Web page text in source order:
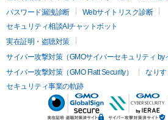
パスワード漏洩診断
Webサイトリスク診断
セキュリティ相談AIチャットボット
実在証明・盗聴対策
サイバー攻撃対策（GMOサイバーセキュリティ by
サイバー攻撃対策（GMO Flatt Security）
なり
セキュリティ事業の軌跡